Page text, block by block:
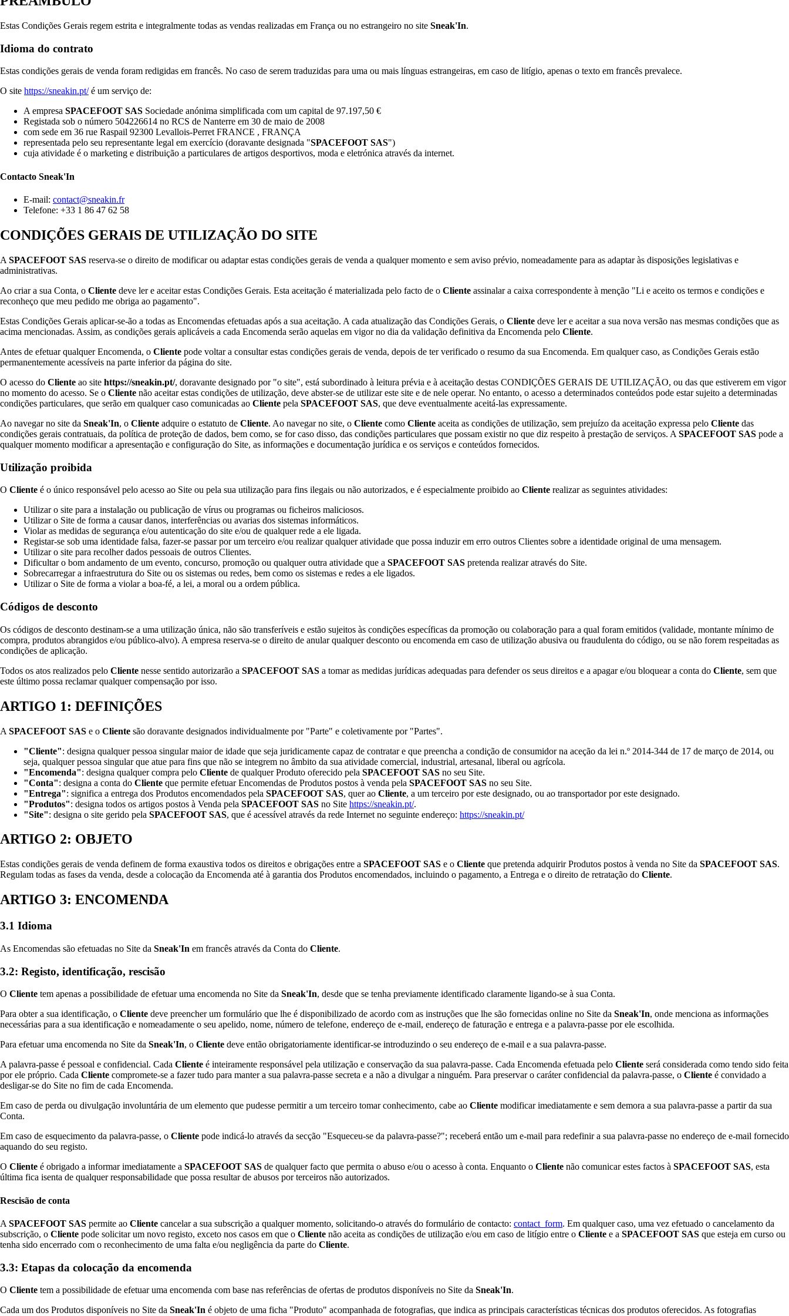
Estas Condições Gerais regem estrita e integralmente todas as vendas realizadas em França ou no estrangeiro no site Sneak'In.
Idioma do contrato
Estas condições gerais de venda foram redigidas em francês. No caso de serem traduzidas para uma ou mais línguas estrangeiras, em caso de litígio, apenas o texto em francês prevalece.
O site https://sneakin.pt/é um serviço de:
A empresa SPACEFOOT SAS Sociedade anónima simplificada com um capital de 97.197,50 €
Registada sob o número 504226614 no RCS de Nanterre em 30 de maio de 2008
com sede em 36 rue Raspail 92300 Levallois-Perret FRANCE , FRANÇA
representada pelo seu representante legal em exercício (doravante designada "SPACEFOOT SAS")
cuja atividade é o marketing e distribuição a particulares de artigos desportivos, moda e eletrónica através da internet.
Contacto Sneak'In
E-mail: contact@sneakin.fr
Telefone: +33 1 86 47 62 58
CONDIÇÕES GERAIS DE UTILIZAÇÃO DO SITE
A SPACEFOOT SAS reserva-se o direito de modificar ou adaptar estas condições gerais de venda a qualquer momento e sem aviso prévio, nomeadamente para as adaptar às disposições legislativas e
administrativas.
Ao criar a sua Conta, o Cliente deve ler e aceitar estas Condições Gerais. Esta aceitação é materializada pelo facto de o Cliente assinalar a caixa correspondente à menção "Li e aceito os termos e condições e
reconheço que meu pedido me obriga ao pagamento".
Estas Condições Gerais aplicar-se-ão a todas as Encomendas efetuadas após a sua aceitação. A cada atualização das Condições Gerais, o Cliente deve ler e aceitar a sua nova versão nas mesmas condições que as
acima mencionadas. Assim, as condições gerais aplicáveis a cada Encomenda serão aquelas em vigor no dia da validação definitiva da Encomenda pelo Cliente.
Antes de efetuar qualquer Encomenda, o Cliente pode voltar a consultar estas condições gerais de venda, depois de ter verificado o resumo da sua Encomenda. Em qualquer caso, as Condições Gerais estão
permanentemente acessíveis na parte inferior da página do site.
O acesso do Cliente ao site https://sneakin.pt/, doravante designado por "o site", está subordinado à leitura prévia e à aceitação destas CONDIÇÕES GERAIS DE UTILIZAÇÃO, ou das que estiverem em vigor
no momento do acesso. Se o Cliente não aceitar estas condições de utilização, deve abster-se de utilizar este site e de nele operar. No entanto, o acesso a determinados conteúdos pode estar sujeito a determinadas
condições particulares, que serão em qualquer caso comunicadas ao Cliente pela SPACEFOOT SAS, que deve eventualmente aceitá-las expressamente.
Ao navegar no site da Sneak'In, o Cliente adquire o estatuto de Cliente. Ao navegar no site, o Cliente como Cliente aceita as condições de utilização, sem prejuízo da aceitação expressa pelo Cliente das
condições gerais contratuais, da política de proteção de dados, bem como, se for caso disso, das condições particulares que possam existir no que diz respeito à prestação de serviços. A SPACEFOOT SAS pode a
qualquer momento modificar a apresentação e configuração do Site, as informações e documentação jurídica e os serviços e conteúdos fornecidos.
Utilização proibida
O Cliente é o único responsável pelo acesso ao Site ou pela sua utilização para fins ilegais ou não autorizados, e é especialmente proibido ao Cliente realizar as seguintes atividades:
Utilizar o site para a instalação ou publicação de vírus ou programas ou ficheiros maliciosos.
Utilizar o Site de forma a causar danos, interferências ou avarias dos sistemas informáticos.
Violar as medidas de segurança e/ou autenticação do site e/ou de qualquer rede a ele ligada.
Registar-se sob uma identidade falsa, fazer-se passar por um terceiro e/ou realizar qualquer atividade que possa induzir em erro outros Clientes sobre a identidade original de uma mensagem.
Utilizar o site para recolher dados pessoais de outros Clientes.
Dificultar o bom andamento de um evento, concurso, promoção ou qualquer outra atividade que a SPACEFOOT SAS pretenda realizar através do Site.
Sobrecarregar a infraestrutura do Site ou os sistemas ou redes, bem como os sistemas e redes a ele ligados.
Utilizar o Site de forma a violar a boa-fé, a lei, a moral ou a ordem pública.
Códigos de desconto
Os códigos de desconto destinam-se a uma utilização única, não são transferíveis e estão sujeitos às condições específicas da promoção ou colaboração para a qual foram emitidos (validade, montante mínimo de
compra, produtos abrangidos e/ou público-alvo). A empresa reserva-se o direito de anular qualquer desconto ou encomenda em caso de utilização abusiva ou fraudulenta do código, ou se não forem respeitadas as
condições de aplicação.
Todos os atos realizados pelo Cliente nesse sentido autorizarão a SPACEFOOT SAS a tomar as medidas jurídicas adequadas para defender os seus direitos e a apagar e/ou bloquear a conta do Cliente, sem que
este último possa reclamar qualquer compensação por isso.
ARTIGO 1: DEFINIÇÕES
A SPACEFOOT SAS e o Cliente são doravante designados individualmente por "Parte" e coletivamente por "Partes".
"Cliente": designa qualquer pessoa singular maior de idade que seja juridicamente capaz de contratar e que preencha a condição de consumidor na aceção da lei n.º 2014-344 de 17 de março de 2014, ou
seja, qualquer pessoa singular que atue para fins que não se integrem no âmbito da sua atividade comercial, industrial, artesanal, liberal ou agrícola.
"Encomenda": designa qualquer compra pelo Cliente de qualquer Produto oferecido pela SPACEFOOT SAS no seu Site.
"Conta": designa a conta do Cliente que permite efetuar Encomendas de Produtos postos à venda pela SPACEFOOT SAS no seu Site.
"Entrega": significa a entrega dos Produtos encomendados pela SPACEFOOT SAS, quer ao Cliente, a um terceiro por este designado, ou ao transportador por este designado.
"Produtos": designa todos os artigos postos à Venda pela SPACEFOOT SAS no Site https://sneakin.pt/.
"Site": designa o site gerido pela SPACEFOOT SAS, que é acessível através da rede Internet no seguinte endereço: https://sneakin.pt/
ARTIGO 2: OBJETO
Estas condições gerais de venda definem de forma exaustiva todos os direitos e obrigações entre a SPACEFOOT SAS e o Cliente que pretenda adquirir Produtos postos à venda no Site da SPACEFOOT SAS.
Regulam todas as fases da venda, desde a colocação da Encomenda até à garantia dos Produtos encomendados, incluindo o pagamento, a Entrega e o direito de retratação do Cliente.
ARTIGO 3: ENCOMENDA
3.1 Idioma
As Encomendas são efetuadas no Site da Sneak'In em francês através da Conta do Cliente.
3.2: Registo, identificação, rescisão
O Cliente tem apenas a possibilidade de efetuar uma encomenda no Site da Sneak'In, desde que se tenha previamente identificado claramente ligando-se à sua Conta.
Para obter a sua identificação, o Cliente deve preencher um formulário que lhe é disponibilizado de acordo com as instruções que lhe são fornecidas online no Site da Sneak'In, onde menciona as informações
necessárias para a sua identificação e nomeadamente o seu apelido, nome, número de telefone, endereço de e-mail, endereço de faturação e entrega e a palavra-passe por ele escolhida.
Para efetuar uma encomenda no Site da Sneak'In, o Cliente deve então obrigatoriamente identificar-se introduzindo o seu endereço de e-mail e a sua palavra-passe.
A palavra-passe é pessoal e confidencial. Cada Cliente é inteiramente responsável pela utilização e conservação da sua palavra-passe. Cada Encomenda efetuada pelo Cliente será considerada como tendo sido feita
por ele próprio. Cada Cliente compromete-se a fazer tudo para manter a sua palavra-passe secreta e a não a divulgar a ninguém. Para preservar o caráter confidencial da palavra-passe, o Cliente é convidado a
desligar-se do Site no fim de cada Encomenda.
Em caso de perda ou divulgação involuntária de um elemento que pudesse permitir a um terceiro tomar conhecimento, cabe ao Cliente modificar imediatamente e sem demora a sua palavra-passe a partir da sua
Conta.
Em caso de esquecimento da palavra-passe, o Cliente pode indicá-lo através da secção "Esqueceu-se da palavra-passe?"; receberá então um e-mail para redefinir a sua palavra-passe no endereço de e-mail fornecido
aquando do seu registo.
O Cliente é obrigado a informar imediatamente a SPACEFOOT SAS de qualquer facto que permita o abuso e/ou o acesso à conta. Enquanto o Cliente não comunicar estes factos à SPACEFOOT SAS, esta
última fica isenta de qualquer responsabilidade que possa resultar de abusos por terceiros não autorizados.
Rescisão de conta
A SPACEFOOT SAS permite ao Cliente cancelar a sua subscrição a qualquer momento, solicitando-o através do formulário de contacto: contact_form. Em qualquer caso, uma vez efetuado o cancelamento da
subscrição, o Cliente pode solicitar um novo registo, exceto nos casos em que o Cliente não aceita as condições de utilização e/ou em caso de litígio entre o Cliente e a SPACEFOOT SAS que esteja em curso ou
tenha sido encerrado com o reconhecimento de uma falta e/ou negligência da parte do Cliente.
3.3: Etapas da colocação da encomenda
O Cliente tem a possibilidade de efetuar uma encomenda com base nas referências de ofertas de produtos disponíveis no Site da Sneak'In.
Cada um dos Produtos disponíveis no Site da Sneak'In é objeto de uma ficha "Produto" acompanhada de fotografias, que indica as principais características técnicas dos produtos oferecidos. As fotografias